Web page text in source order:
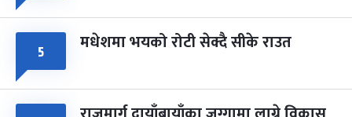
५ मधेशमा भयको रोटी सेक्दै सीके राउत